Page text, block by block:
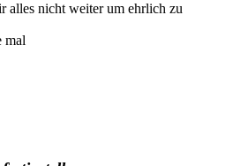
alles nicht weiter um ehrlich zu
mal